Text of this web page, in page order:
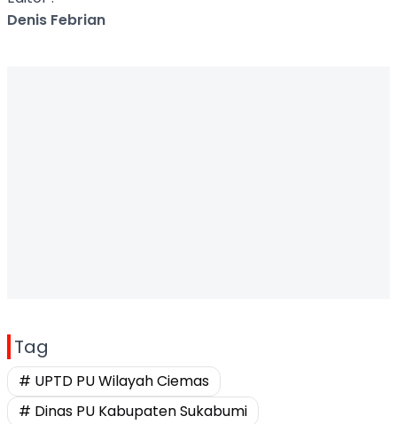
Denis Febrian
Tag
# UPTD PU Wilayah Ciemas
# Dinas PU Kabupaten Sukabumi